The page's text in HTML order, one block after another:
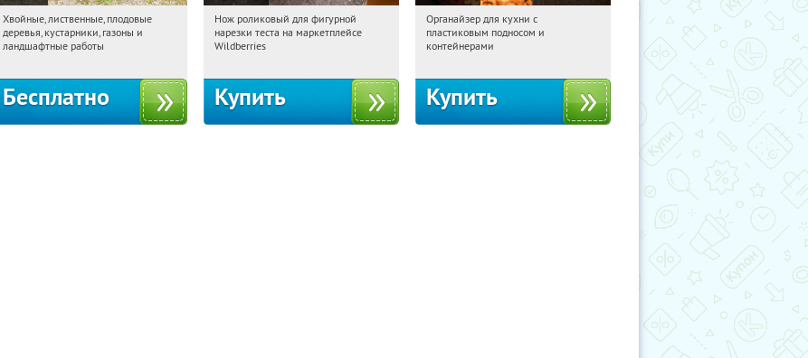
06:44:05 Получили:
Павелецкая
Угрешская
Хвойные, лиственные, плодовые
деревья, кустарники, газоны и
ландшафтные работы
Бесплатно
06:44:05 Получили:
Россия
Нож роликовый для фигурной
нарезки теста на маркетплейсе
Wildberries
Купить
06:44:05 Получили:
Россия
Органайзер для кухни с
пластиковым подносом и
контейнерами
Купить